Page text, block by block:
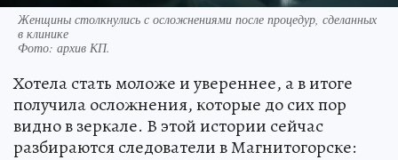
Женщины столкнулись с осложнениями после процедур, сделанных
в клинике
Фото: архив КП.
Хотела стать моложе и увереннее, а в итоге
получила осложнения, которые до сих пор
видно в зеркале. В этой истории сейчас
разбираются следователи в Магнитогорске: